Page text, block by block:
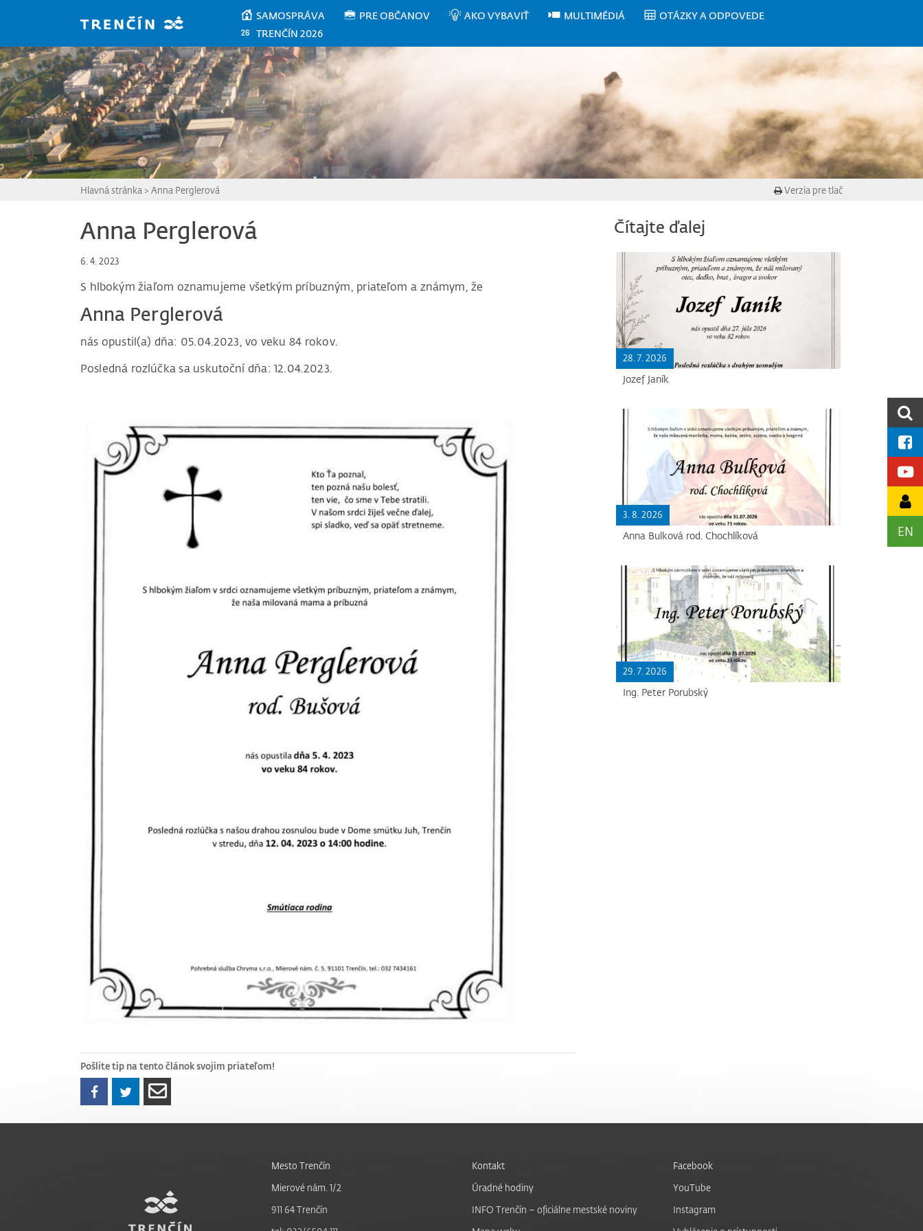
SAMOSPRÁVA PRE OBČANOV AKO VYBAVIŤ MULTIMÉDIÁ
OTÁZKY A ODPOVEDE
TRENČÍN 2026
EN
Hlavná stránka > Anna Perglerová Verzia pre tlač
Anna Perglerová
6. 4. 2023
S hlbokým žiaľom oznamujeme všetkým príbuzným, priateľom a známym, že
Anna Perglerová
nás opustil(a) dňa: 05.04.2023, vo veku 84 rokov.
Posledná rozlúčka sa uskutoční dňa: 12.04.2023.
Pošlite tip na tento článok svojim priateľom!
Čítajte ďalej
28. 7. 2026
Jozef Janík
3. 8. 2026
Anna Bulková rod. Chochlíková
29. 7. 2026
Ing. Peter Porubský
Mesto Trenčín
Mierové nám. 1/2
911 64 Trenčín
Kontakt
Úradné hodiny
INFO Trenčín – oficiálne mestské noviny
Facebook
YouTube
Instagram